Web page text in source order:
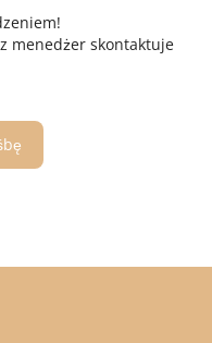
menedżer skontaktuje